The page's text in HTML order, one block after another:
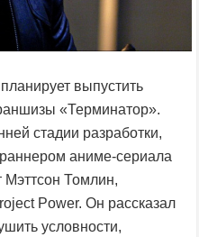
выпустить
«Терминатор».
стадии разработки,
аниме-сериала
Мэттсон Томлин,
Power. Он рассказал
условности,